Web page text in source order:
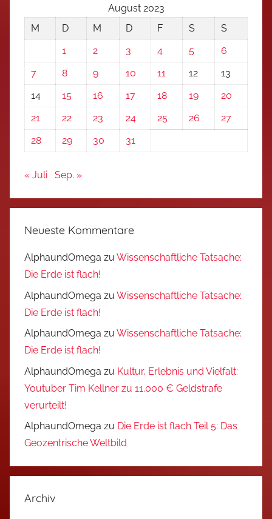
August 2023
M
D M D F S
S
1
2 3 4 5
6
7
8 9 10 11 12
13
14
15 16 17 18 19
20
21
22 23 24 25 26
27
28
29 30 31
« Juli Sep. »
Neueste Kommentare
AlphaundOmega zu Wissenschaftliche Tatsache:
Die Erde ist flach!
AlphaundOmega zu Wissenschaftliche Tatsache:
Die Erde ist flach!
AlphaundOmega zu Wissenschaftliche Tatsache:
Die Erde ist flach!
AlphaundOmega zu Kultur, Erlebnis und Vielfalt:
Youtuber Tim Kellner zu 11.000 € Geldstrafe
verurteilt!
AlphaundOmega zu Die Erde ist flach Teil 5: Das
Geozentrische Weltbild
Archiv